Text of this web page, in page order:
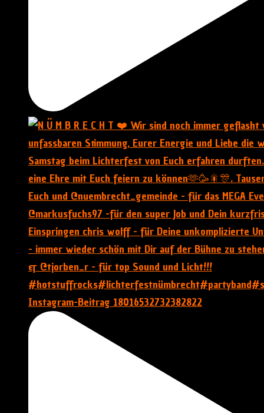
Instagram-Beitrag 18016532732382822